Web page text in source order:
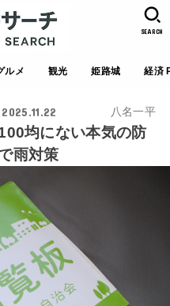
ルメ 観光 姫路城 経済
SEARCH
2025.11.22 八名一平
均にない本気の防
雨対策